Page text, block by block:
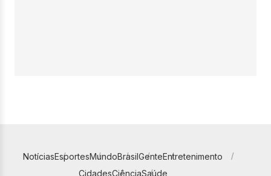
NotíciasEsportesMundoBrasilGenteEntretenimento
CidadesCiênciaSaúde